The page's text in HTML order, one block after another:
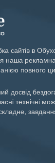
сайтів в
наша
повного
досвід
технічні